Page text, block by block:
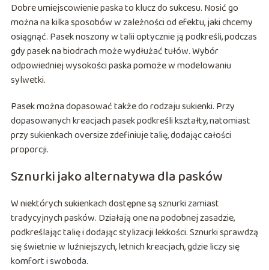
Dobre umiejscowienie paska to klucz do sukcesu. Nosić go
można na kilka sposobów w zależności od efektu, jaki chcemy
osiągnąć. Pasek noszony w talii optycznie ją podkreśli, podczas
gdy pasek na biodrach może wydłużać tułów. Wybór
odpowiedniej wysokości paska pomoże w modelowaniu
sylwetki.
Pasek można dopasować także do rodzaju sukienki. Przy
dopasowanych kreacjach pasek podkreśli kształty, natomiast
przy sukienkach oversize zdefiniuje talię, dodając całości
proporcji.
Sznurki jako alternatywa dla pasków
W niektórych sukienkach dostępne są sznurki zamiast
tradycyjnych pasków. Działają one na podobnej zasadzie,
podkreślając talię i dodając stylizacji lekkości. Sznurki sprawdzą
się świetnie w luźniejszych, letnich kreacjach, gdzie liczy się
komfort i swoboda.